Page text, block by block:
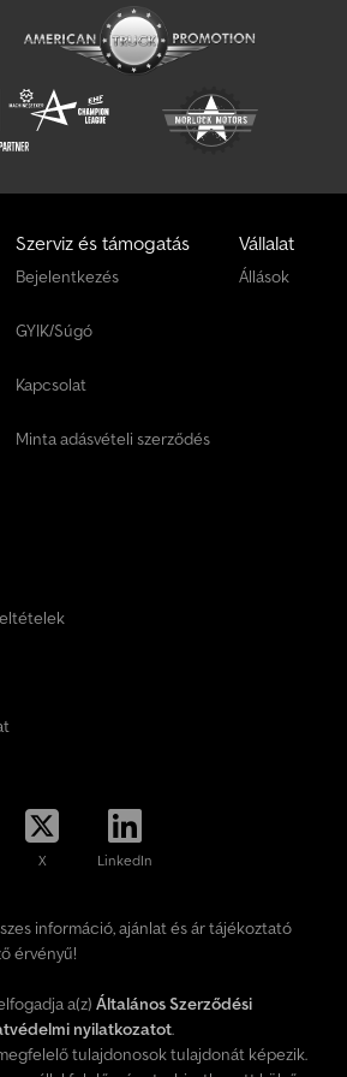
profilokkal 500 mm-enként *
és jobbra a félpótkocsin * A kb. 300 mm
mechanikus retesz a köztesasztal kihúzón
5 pár menetes blokk a kihúzható tartón
felszereléséhez (LC 5.000 daN)
Szerviz és támogatás
Bejelentkezés
GYIK/Súgó
Kapcsolat
Minta adásvételi szerződés
Vállalat
Állások
X LinkedIn
információ, ajánlat és ár tájékoztató
érvényű!
a(z) Általános Szerződési
nyilatkozatot.
tulajdonosok tulajdonát képezik.